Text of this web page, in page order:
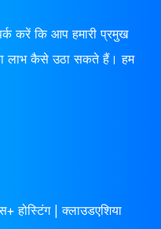
करें कि आप हमारी प्रमुख
लाभ कैसे उठा सकते हैं। हम
होस्टिंग | क्लाउडएशिया